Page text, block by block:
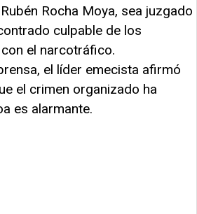
Rocha Moya, sea juzgado
culpable de los
el narcotráfico.
el líder emecista afirmó
el crimen organizado ha
es alarmante.